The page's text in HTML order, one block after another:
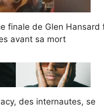
finale de Glen Hansard
avant sa mort
des internautes, se